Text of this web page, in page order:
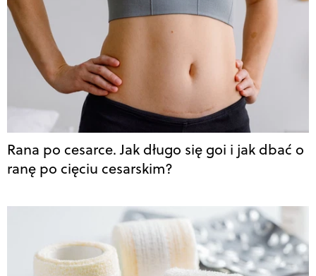
Rana po cesarce. Jak długo się goi i jak dbać o
ranę po cięciu cesarskim?